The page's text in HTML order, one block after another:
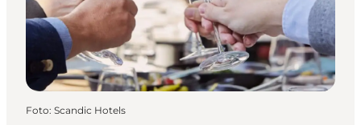
Foto: Scandic Hotels